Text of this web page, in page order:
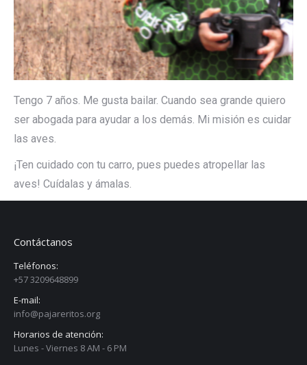
Tengo 7 años. Me gusta bailar. Cuando sea grande quiero
ser abogada para ayudar a los demás. Mi misión es cuidar
las aves.
¡Ten cuidado con tu carro, pues puedes atropellar las
aves! Cuídalas y ámalas.
Contáctanos
Teléfonos:
+57 3209648899
E-mail:
info@pajareritos.org
Horarios de atención:
Lunes - Viernes 8 AM - 6 PM